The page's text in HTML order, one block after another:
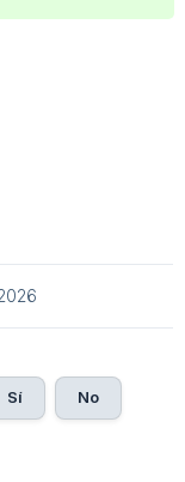
Sí No